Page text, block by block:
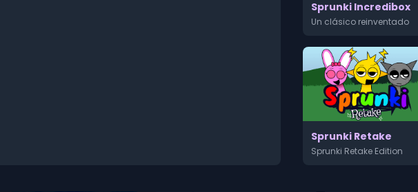
Sprunki Incredibox
Un clásico reinventado
Sprunki Retake
Sprunki Retake Edition